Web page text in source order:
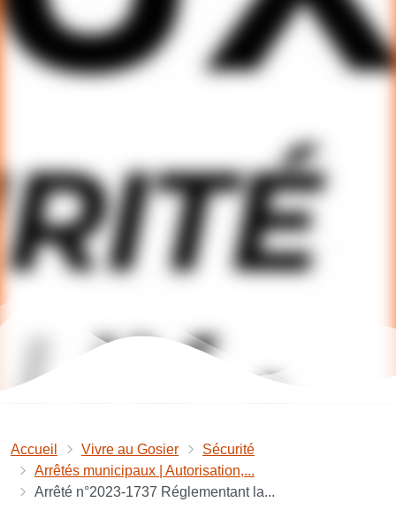
Accueil Vivre au Gosier
Sécurité
Arrêtés municipaux | Autorisation,...
Arrêté n°2023-1737 Réglementant la...